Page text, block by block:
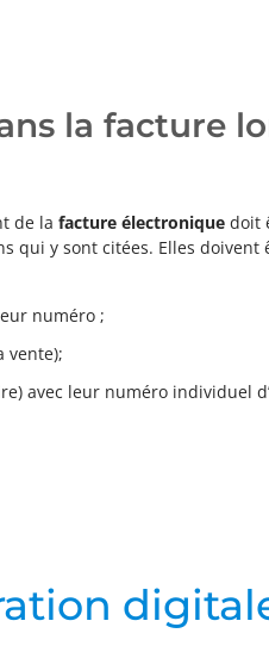
la facture
de la facture électronique doit
y sont citées. Elles
numéro ;
vente);
avec leur numéro individuel